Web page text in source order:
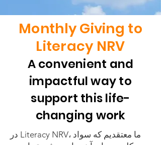
Monthly Giving to
Literacy NRV
A convenient and
impactful way to
support this life-
changing work
در Literacy NRV، ما معتقدیم که سواد